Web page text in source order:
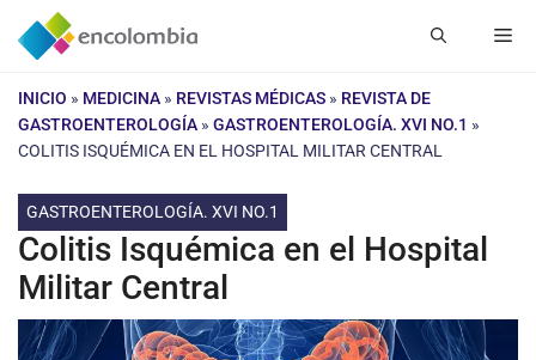
Saltar
INICIO » MEDICINA » REVISTAS MÉDICAS » REVISTA DE
GASTROENTEROLOGÍA » GASTROENTEROLOGÍA. XVI NO.1 »
COLITIS ISQUÉMICA EN EL HOSPITAL MILITAR CENTRAL
GASTROENTEROLOGÍA. XVI NO.1
Colitis Isquémica en el Hospital
Militar Central